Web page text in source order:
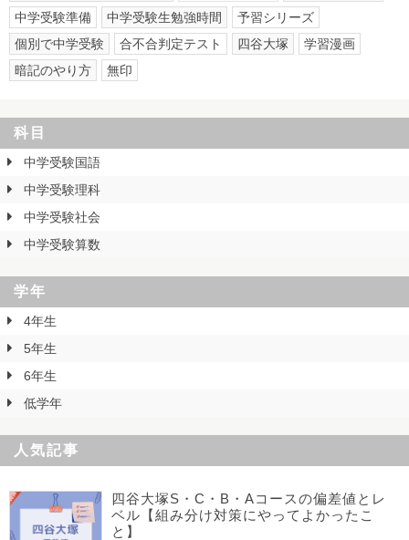
中学受験準備
中学受験生勉強時間
予習シリーズ
個別で中学受験
合不合判定テスト 四谷大塚
学習漫画
暗記のやり方
無印
科目
中学受験国語
中学受験理科
中学受験社会
中学受験算数
学年
4年生
5年生
6年生
低学年
人気記事
四谷大塚S・C・B・Aコースの偏差値とレ
ベル【組み分け対策にやってよかったこ
と】